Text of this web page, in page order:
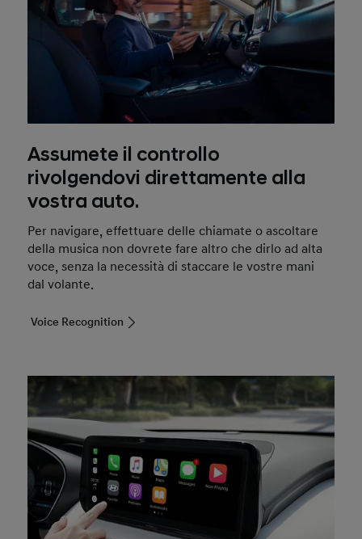
Assumete il controllo
rivolgendovi direttamente alla
vostra auto.
Per navigare, effettuare delle chiamate o ascoltare
della musica non dovrete fare altro che dirlo ad alta
voce, senza la necessità di staccare le vostre mani
dal volante.
Voice Recognition